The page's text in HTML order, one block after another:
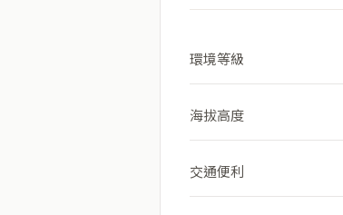
環境等級
海拔高度
交通便利